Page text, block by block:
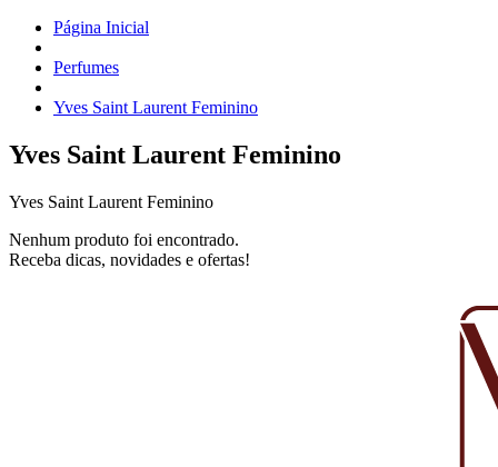
Página Inicial
Perfumes
Yves Saint Laurent Feminino
Yves Saint Laurent Feminino
Yves Saint Laurent Feminino
Nenhum produto foi encontrado.
Receba dicas, novidades e ofertas!